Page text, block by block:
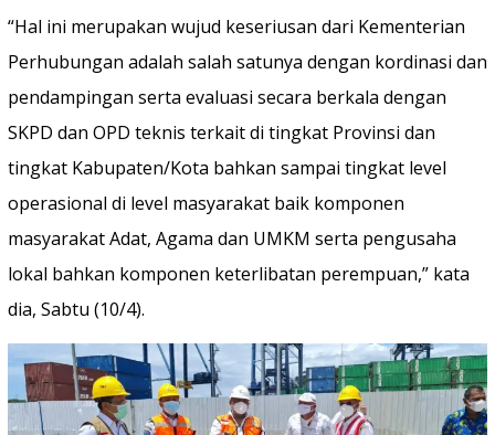
“Hal ini merupakan wujud keseriusan dari Kementerian
Perhubungan adalah salah satunya dengan kordinasi dan
pendampingan serta evaluasi secara berkala dengan
SKPD dan OPD teknis terkait di tingkat Provinsi dan
tingkat Kabupaten/Kota bahkan sampai tingkat level
operasional di level masyarakat baik komponen
masyarakat Adat, Agama dan UMKM serta pengusaha
lokal bahkan komponen keterlibatan perempuan,” kata
dia, Sabtu (10/4).